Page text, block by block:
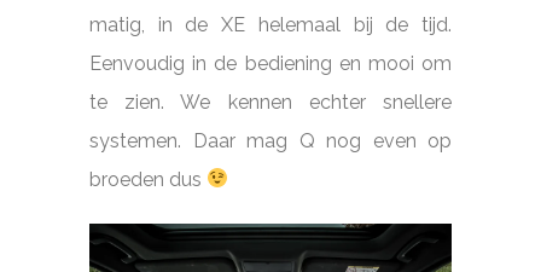
matig, in de XE helemaal bij de tijd.
Eenvoudig in de bediening en mooi om
te zien. We kennen echter snellere
systemen. Daar mag Q nog even op
broeden dus